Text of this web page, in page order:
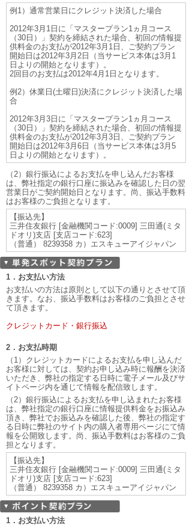
例1）通常営業日にクレジット決済した場合
2012年3月1日に「マスタープラン1ヵ月コース
（30日）」契約を締結された場合、初回の情報提
供料金のお支払が2012年3月1日、ご契約プラン
開始日は2012年3月2日（当サービス本体は3月1
日よりの開始となります）。
2回目のお支払は2012年4月1日となります。
例2）休業日(土曜日)決済にクレジット決済した場
合
2012年3月3日に「マスタープラン1ヵ月コース
（30日）」契約を締結された場合、初回の情報提
供料金のお支払が2012年3月3日、ご契約プラン
開始日は2012年3月6日（当サービス本体は3月5
日よりの開始となります）。
（2）銀行振込によるお支払を申し込んだお客様
は、弊社指定の銀行口座に振込みを確認した日の翌
営業日がご契約開始日となります。尚、振込手数料
はお客様のご負担となります。
【振込先】
三井住友銀行 [金融機関コード:0009] 三田通(ミタ
ドオリ)支店 [支店コード:623]
（普通） 8239358 カ）エスキューアイジャパン
1．お支払い方法
お支払いの方法は原則として以下の通りとさせて頂
きます。なお、振込手数料はお客様のご負担とさせ
て頂きます。
クレジットカード・銀行振込
2．お支払時期
（1）クレジットカードによるお支払を申し込んだ
お客様に対しては、契約お申し込み時に報酬を決済
いただき、弊社の指定する日時に電子メール及びサ
イトページ内を通じて情報を配信致します。
（2）銀行振込によるお支払を申し込まれたお客様
は、弊社指定の銀行口座に情報提供料金をお振込み
頂き、弊社でお振込みを確認した後、弊社の指定す
る日時に弊社のサイト内の購入者専用ページにて情
報を公開致します。尚、振込手数料はお客様のご負
担となります。
【振込先】
三井住友銀行 [金融機関コード:0009] 三田通(ミタ
ドオリ)支店 [支店コード:623]
（普通） 8239358 カ）エスキューアイジャパン
1．お支払い方法